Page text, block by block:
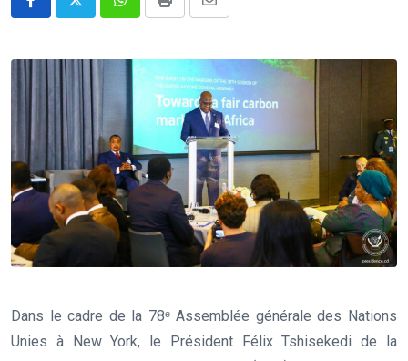
Dans le cadre de la 78ᵉ Assemblée générale des Nations
Unies à New York, le Président Félix Tshisekedi de la